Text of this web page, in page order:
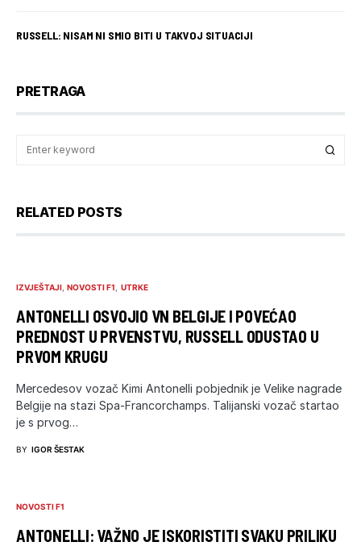
RUSSELL: NISAM NI SMIO BITI U TAKVOJ SITUACIJI
PRETRAGA
RELATED POSTS
IZVJEŠTAJI NOVOSTI F1 UTRKE
ANTONELLI OSVOJIO VN BELGIJE I POVEĆAO
PREDNOST U PRVENSTVU, RUSSELL ODUSTAO U
PRVOM KRUGU
Mercedesov vozač Kimi Antonelli pobjednik je Velike nagrade
Belgije na stazi Spa-Francorchamps. Talijanski vozač startao
je s prvog…
BY IGOR ŠESTAK
NOVOSTI F1
ANTONELLI: VAŽNO JE ISKORISTITI SVAKU PRILIKU